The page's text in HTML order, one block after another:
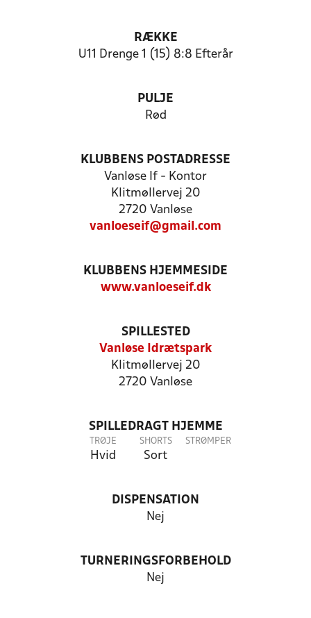
RÆKKE
U11 Drenge 1 (15) 8:8 Efterår
PULJE
Rød
KLUBBENS POSTADRESSE
Vanløse If - Kontor
Klitmøllervej 20
2720 Vanløse
vanloeseif@gmail.com
KLUBBENS HJEMMESIDE
www.vanloeseif.dk
SPILLESTED
Vanløse Idrætspark
Klitmøllervej 20
2720 Vanløse
SPILLEDRAGT HJEMME
TRØJE
Hvid
SHORTS
Sort
STRØMPER
DISPENSATION
Nej
TURNERINGSFORBEHOLD
Nej